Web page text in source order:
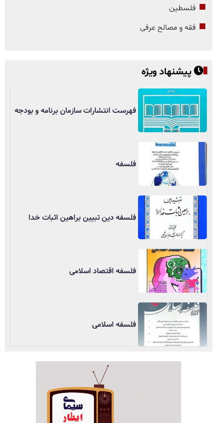
فلسطین
فقه و مصالح عرفی
پیشنهاد ویژه
فهرست انتشارات سازمان برنامه و بودجه
فلسفه
فلسفه دین تبیین براهین اثبات خدا
فلسفه اقتصاد اسلامی
فلسفه اسلامی